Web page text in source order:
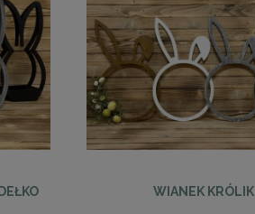
WIANEK KRÓLIK